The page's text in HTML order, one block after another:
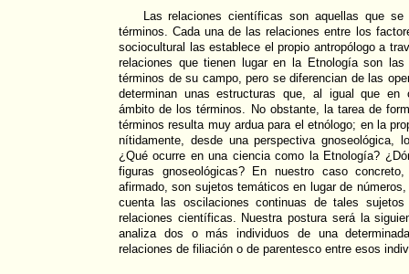
Las relaciones científicas son aquellas que se
términos. Cada una de las relaciones entre los
sociocultural las establece el propio antropólogo a
relaciones que tienen lugar en la Etnología son
términos de su campo, pero se diferencian de las
determinan unas estructuras que, al igual que en
ámbito de los términos. No obstante, la tarea de
términos resulta muy ardua para el etnólogo; en la
nítidamente, desde una perspectiva gnoseológica,
¿Qué ocurre en una ciencia como la Etnología?
figuras gnoseológicas? En nuestro caso
afirmado, son sujetos temáticos en lugar de
cuenta las oscilaciones continuas de tales
relaciones científicas. Nuestra postura será la
analiza dos o más individuos de una
relaciones de filiación o de parentesco entre esos